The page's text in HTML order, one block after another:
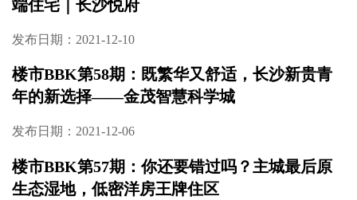
端住宅｜长沙悦府
发布日期：2021-12-10
楼市BBK第58期：既繁华又舒适，长沙新贵青
年的新选择——金茂智慧科学城
发布日期：2021-12-06
楼市BBK第57期：你还要错过吗？主城最后原
生态湿地，低密洋房王牌住区